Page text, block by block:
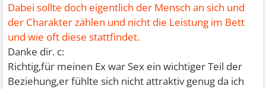
Dabei sollte doch eigentlich der Mensch an sich und
der Charakter zählen und nicht die Leistung im Bett
und wie oft diese stattfindet.
Danke dir. c:
Richtig,für meinen Ex war Sex ein wichtiger Teil der
Beziehung,er fühlte sich nicht attraktiv genug da ich